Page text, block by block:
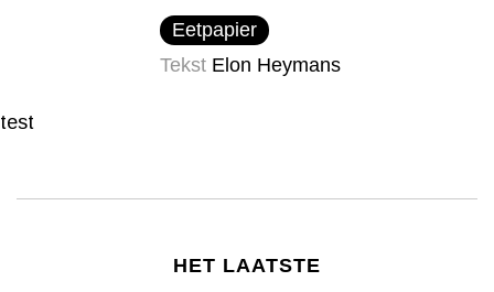
Eetpapier
Tekst Elon Heymans
test
HET LAATSTE